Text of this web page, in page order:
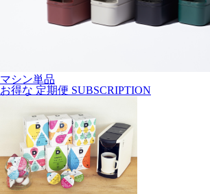
マシン単品
お得な 定期便 SUBSCRIPTION